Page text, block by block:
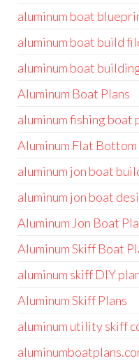
aluminum boat
aluminum boat build
aluminum boat
Aluminum Boat Plans
aluminum fishing boat
Aluminum Flat
aluminum jon boat
aluminum jon boat
Aluminum Jon Boat
Aluminum Skiff Boat
aluminum skiff DIY
Aluminum Skiff Plans
aluminum utility skiff